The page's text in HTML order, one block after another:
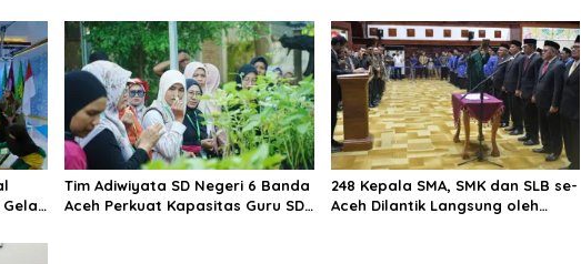
Gelar
Tim Adiwiyata SD Negeri 6 Banda
Aceh Perkuat Kapasitas Guru SD
248 Kepala SMA, SMK dan SLB se-
Aceh Dilantik Langsung oleh